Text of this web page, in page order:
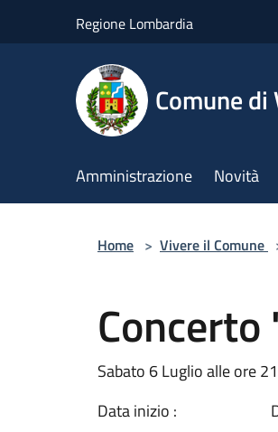
Regione Lombardia
Comune
Amministrazione Novità
Home > Vivere il Comune
Sabato 6 Luglio alle ore
Data inizio :